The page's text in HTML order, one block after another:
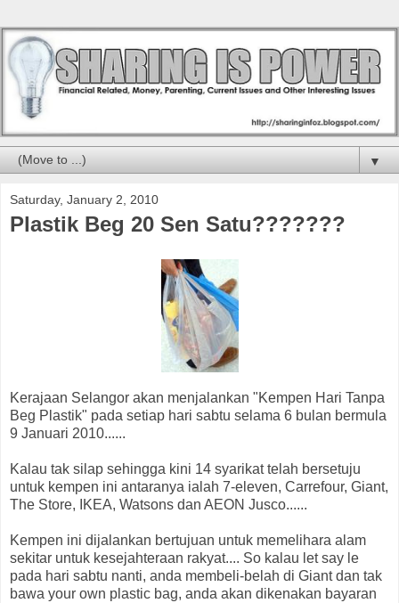
▼
Saturday, January 2, 2010
Plastik Beg 20 Sen Satu???????
Kerajaan Selangor akan menjalankan "Kempen Hari Tanpa
Beg Plastik" pada setiap hari sabtu selama 6 bulan bermula
9 Januari 2010......
Kalau tak silap sehingga kini 14 syarikat telah bersetuju
untuk kempen ini antaranya ialah 7-eleven, Carrefour, Giant,
The Store, IKEA, Watsons dan AEON Jusco......
Kempen ini dijalankan bertujuan untuk memelihara alam
sekitar untuk kesejahteraan rakyat.... So kalau let say le
pada hari sabtu nanti, anda membeli-belah di Giant dan tak
bawa your own plastic bag, anda akan dikenakan bayaran